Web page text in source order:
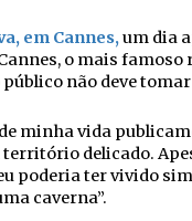
em Cannes,um dia
o mais
não deve
minha vida
delicado.
poderia ter vivido
caverna”.